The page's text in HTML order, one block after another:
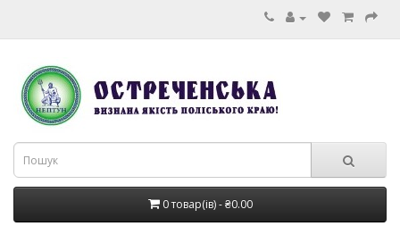
0 товар(ів) - ₴0.00